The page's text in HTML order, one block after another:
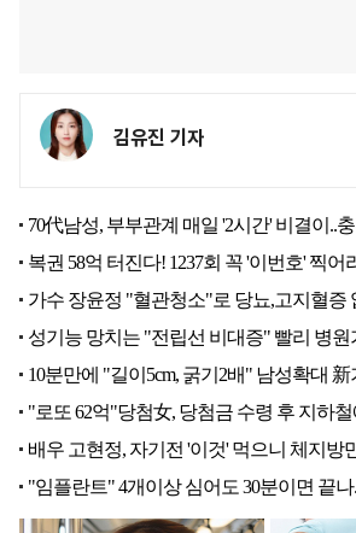
김유진 기자